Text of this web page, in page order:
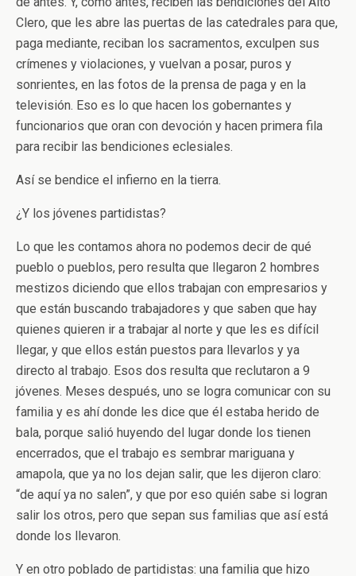
Clero, que les abre las puertas de las catedrales para que,
paga mediante, reciban los sacramentos, exculpen sus
crímenes y violaciones, y vuelvan a posar, puros y
sonrientes, en las fotos de la prensa de paga y en la
televisión. Eso es lo que hacen los gobernantes y
funcionarios que oran con devoción y hacen primera fila
para recibir las bendiciones eclesiales.
Así se bendice el infierno en la tierra.
¿Y los jóvenes partidistas?
Lo que les contamos ahora no podemos decir de qué
pueblo o pueblos, pero resulta que llegaron 2 hombres
mestizos diciendo que ellos trabajan con empresarios y
que están buscando trabajadores y que saben que hay
quienes quieren ir a trabajar al norte y que les es difícil
llegar, y que ellos están puestos para llevarlos y ya
directo al trabajo. Esos dos resulta que reclutaron a 9
jóvenes. Meses después, uno se logra comunicar con su
familia y es ahí donde les dice que él estaba herido de
bala, porque salió huyendo del lugar donde los tienen
encerrados, que el trabajo es sembrar mariguana y
amapola, que ya no los dejan salir, que les dijeron claro:
“de aquí ya no salen”, y que por eso quién sabe si logran
salir los otros, pero que sepan sus familias que así está
donde los llevaron.
Y en otro poblado de partidistas: una familia que hizo